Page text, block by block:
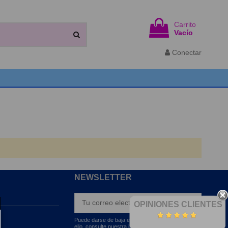
Carrito
Vacío
Conectar
OPINIONES CLIENTES
NEWSLETTER
Puede darse de baja en cualquier momento. Para
ello, consulte nuestra información de contacto en